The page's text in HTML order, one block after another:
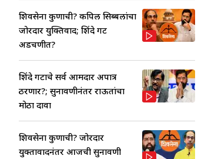
शिवसेना कुणाची? कपिल सिब्बलांचा
जोरदार युक्तिवाद; शिंदे गट
अडचणीत?
शिंदे गटाचे सर्व आमदार अपात्र
ठरणार?; सुनावणीनंतर राऊतांचा
मोठा दावा
शिवसेना कुणाची? जोरदार
युक्तावादनंतर आजची सुनावणी